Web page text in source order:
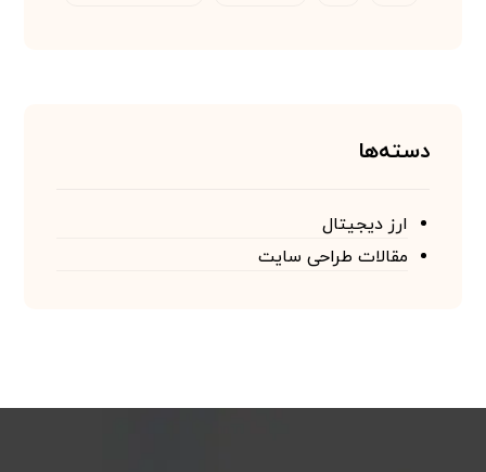
دسته‌ها
ارز دیجیتال
مقالات طراحی سایت